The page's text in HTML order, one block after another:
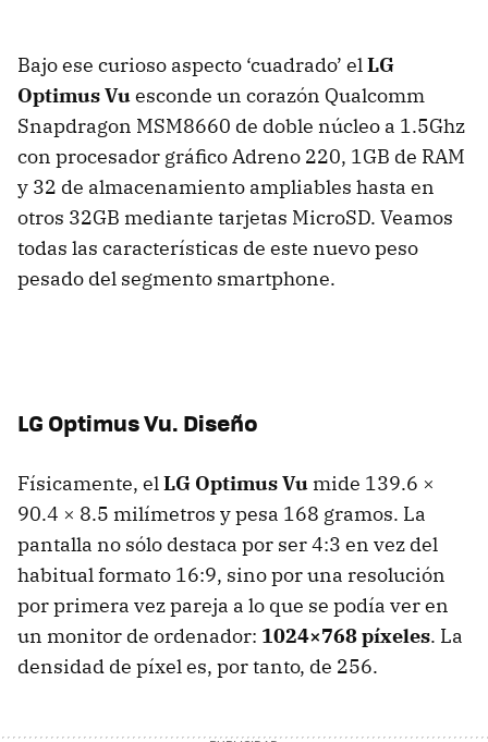
Bajo ese curioso aspecto ‘cuadrado’ elLG
Optimus Vuesconde un corazón Qualcomm
Snapdragon MSM8660 de doble núcleo a 1.5Ghz
con procesador gráfico Adreno 220, 1GB de RAM
y 32 de almacenamiento ampliables hasta en
otros 32GB mediante tarjetas MicroSD. Veamos
todas las características de este nuevo peso
pesado del segmento smartphone.
LG Optimus Vu. Diseño
Físicamente, elLG Optimus Vu mide 139.6 ×
90.4 × 8.5 milímetros y pesa 168 gramos. La
pantalla no sólo destaca por ser 4:3 en vez del
habitual formato 16:9, sino por una resolución
por primera vez pareja a lo que se podía ver en
un monitor de ordenador: 1024×768 píxeles. La
densidad de píxel es, por tanto, de 256.